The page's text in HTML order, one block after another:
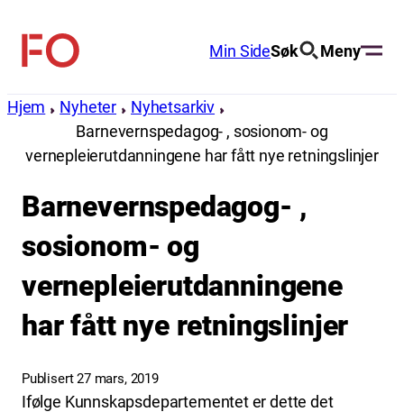
innhold
FO
Min SideSøk Meny
Hjem Nyheter
Nyhetsarkiv
Barnevernspedagog- , sosionom- og
vernepleierutdanningene har fått nye retningslinjer
Barnevernspedagog- ,
sosionom- og
vernepleierutdanningene
har fått nye retningslinjer
Publisert 27 mars, 2019
Ifølge Kunnskapsdepartementet er dette det